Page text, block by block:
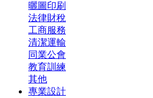
曬圖印刷
法律財稅
工商服務
清潔運輸
同業公會
教育訓練
其他
專業設計